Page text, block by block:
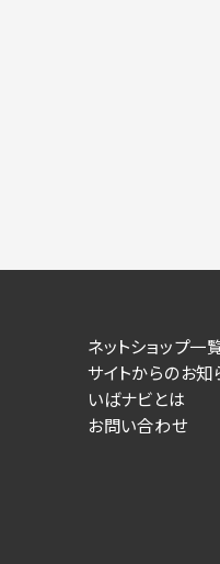
ネットショップ一
サイトからのお知
いばナビとは
お問い合わせ